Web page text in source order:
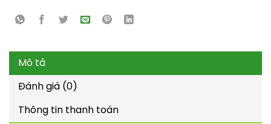
Mô tả
Đánh giá (0)
Thông tin thanh toán